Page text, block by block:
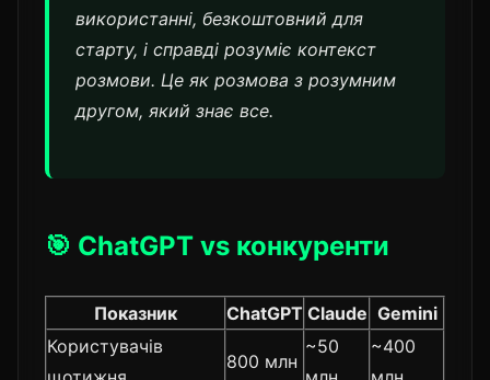
використанні, безкоштовний для
старту, і справді розуміє контекст
розмови. Це як розмова з розумним
другом, який знає все.
🎯 ChatGPT vs конкуренти
Показник ChatGPT Claude Gemini
Користувачів
800 млн
~50
~400